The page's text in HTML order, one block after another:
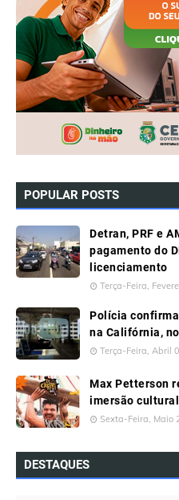
POPULAR POSTS
Detran, PRF e
pagamento do
licenciamento
Terça-Feira,
Polícia
na Califórnia,
Terça-Feira, Abril
Max Petterson
imersão
Sexta-Feira, Maio
DESTAQUES